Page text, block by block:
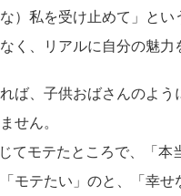
）私を受け止めて」とい
く、リアルに自分の魅力
ば、子供おばさんのよう
せん。
てモテたところで、「本
モテたい」のと、「幸せ